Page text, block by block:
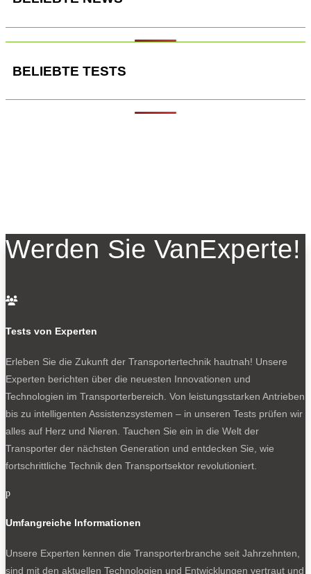
BELIEBTE TESTS
Werden Sie VanExperte!

Tests von Experten
Erleben Sie die Zukunft der Transportertechnik hautnah! Unsere
Experten berichten über die neuesten Innovationen und
Technologien im Transporterbereich. Von leistungsstarken Antrieben
bis zu intelligenten Assistenzsystemen – in unseren Tests prüfen wir
alles auf Herz und Nieren. Tauchen Sie ein in die Welt der
Transporter der nächsten Generation und entdecken Sie, wie
fortschrittliche Technik den Transportsektor revolutioniert.
p
Umfangreiche Informationen
Unsere Experten kennen die Transporterbranche seit Jahrzehnten,
sind mit den aktuellen Technologien und Entwicklungen vertraut und